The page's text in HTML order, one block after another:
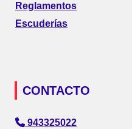
Reglamentos
Escuderías
CONTACTO
943325022